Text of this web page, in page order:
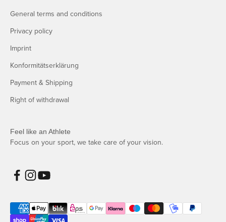
General terms and conditions
Privacy policy
Imprint
Konformitätserklärung
Payment & Shipping
Right of withdrawal
Feel like an Athlete
Focus on your sport, we take care of your vision.